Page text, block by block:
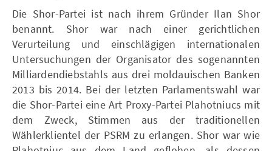
Die Shor-Partei ist nach ihrem Gründer Ilan Shor
benannt. Shor war nach einer gerichtlichen
Verurteilung und einschlägigen internationalen
Untersuchungen der Organisator des sogenannten
Milliardendiebstahls aus drei moldauischen Banken
2013 bis 2014. Bei der letzten Parlamentswahl war
die Shor-Partei eine Art Proxy-Partei Plahotniucs mit
dem Zweck, Stimmen aus der traditionellen
Wählerklientel der PSRM zu erlangen. Shor war wie